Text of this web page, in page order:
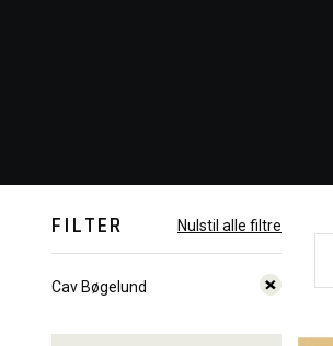
FILTER Nulstil alle filtre
Cav Bøgelund